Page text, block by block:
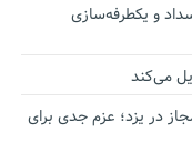
و یکطرفه‌سازی
می‌کند
در یزد؛ عزم جدی برای